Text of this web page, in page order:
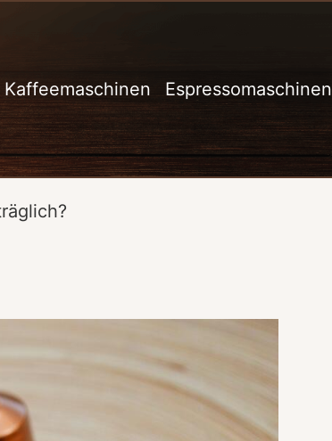
Kaffeemaschinen Espressomaschinen